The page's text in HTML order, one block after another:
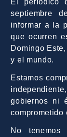
El periódico
septiembre
informar a la
que ocurren
Domingo
y el mundo.
Estamos
gobiernos ni
comprometido
No